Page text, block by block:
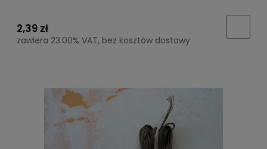
2,39 zł
zawiera 23.00% VAT, bez kosztów dostawy